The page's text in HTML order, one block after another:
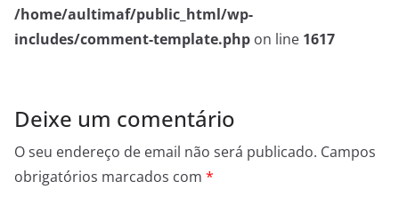
/home/aultimaf/public_html/wp-
includes/comment-template.php on line 1617
Deixe um comentário
O seu endereço de email não será publicado. Campos
obrigatórios marcados com *